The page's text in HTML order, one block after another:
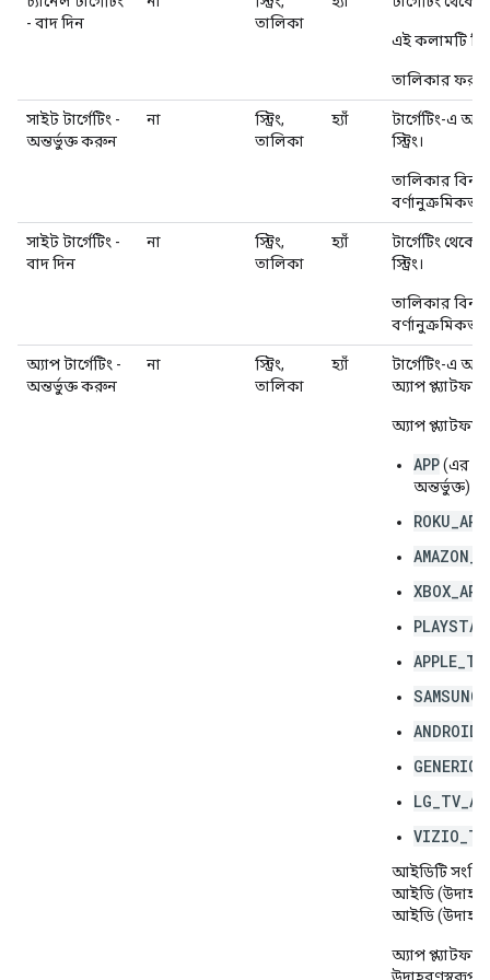
- বাদ দিন
তালিকা
এই কলামটি
তালিকার
সাইট টার্গেটিং -
অন্তর্ভুক্ত করুন
না
স্ট্রিং,
তালিকা
হ্যাঁ
টার্গেটিং-এ
স্ট্রিং।
তালিকার
সাইট টার্গেটিং -
বাদ দিন
না
স্ট্রিং,
তালিকা
হ্যাঁ
টার্গেটিং
স্ট্রিং।
তালিকার
অ্যাপ টার্গেটিং -
অন্তর্ভুক্ত করুন
না
স্ট্রিং,
তালিকা
হ্যাঁ
টার্গেটিং-এ
অ্যাপ প্ল্যাটফর্ম
অ্যাপ
APP(এর
অন্তর্ভুক্ত)
ROKU_APP
XBOX_APP
আইডিটি
আইডি
আইডি
অ্যাপ